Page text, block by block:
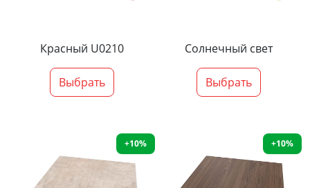
Красный U0210
Выбрать
Солнечный свет
Выбрать
+10% +10%